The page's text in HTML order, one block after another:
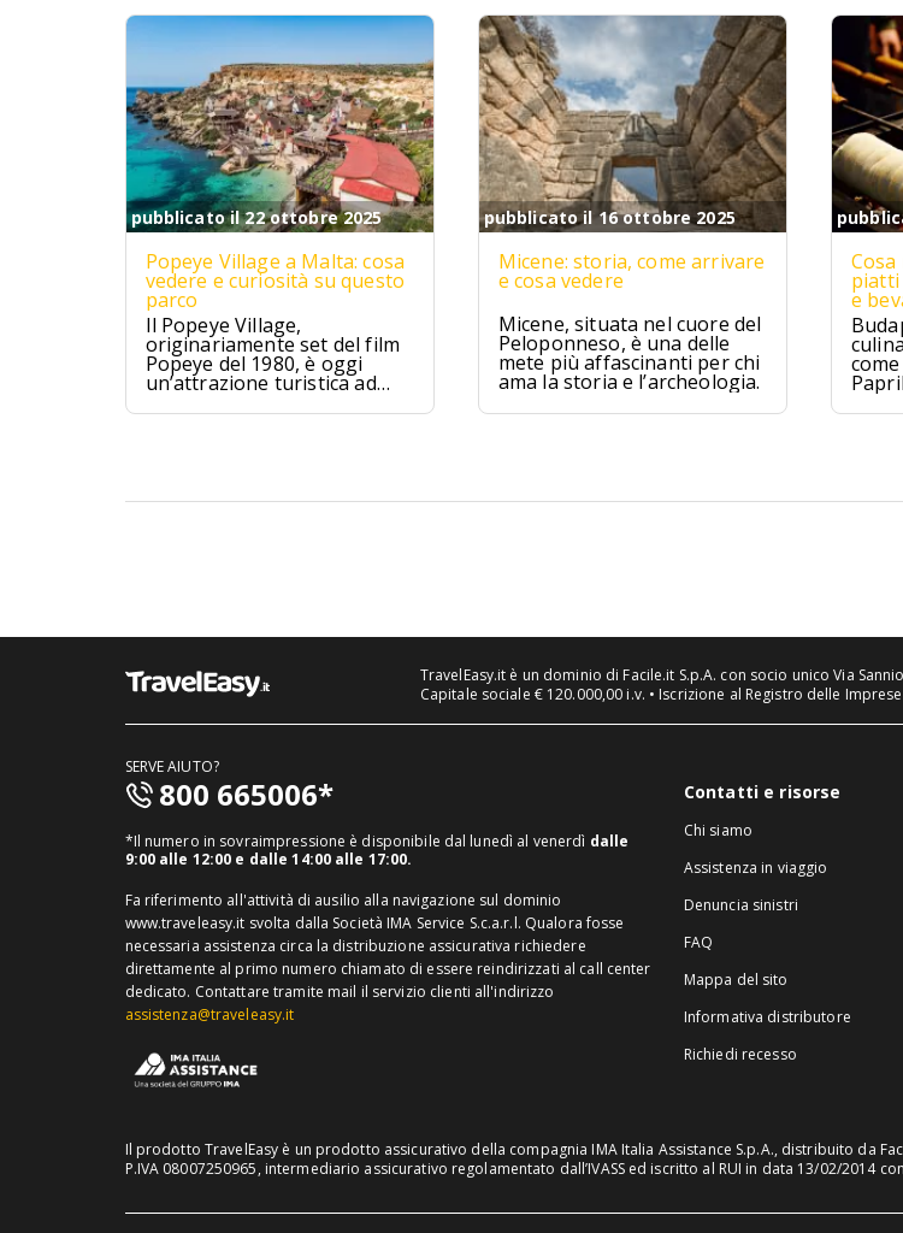
pubblicato il 22 ottobre 2025
Popeye Village a Malta: cosa
vedere e curiosità su questo
parco
Il Popeye Village,
originariamente set del film
Popeye del 1980, è oggi
un’attrazione turistica ad
pubblicato il 16 ottobre 2025
Micene: storia, come arrivare
e cosa vedere
Micene, situata nel cuore del
Peloponneso, è una delle
mete più affascinanti per chi
ama la storia e l’archeologia.
piatti
e
TravelEasy.it è un dominio di Facile.it S.p.A. con socio unico Via
Capitale sociale € 120.000,00 i.v. • Iscrizione al Registro delle
SERVE AIUTO?
800 665006*
*Il numero in sovraimpressione è disponibile dal lunedì al venerdì dalle
9:00 alle 12:00 e dalle 14:00 alle 17:00.
Fa riferimento all'attività di ausilio alla navigazione sul dominio
www.traveleasy.it svolta dalla Società IMA Service S.c.a.r.l. Qualora fosse
necessaria assistenza circa la distribuzione assicurativa richiedere
direttamente al primo numero chiamato di essere reindirizzati al call center
dedicato. Contattare tramite mail il servizio clienti all'indirizzo
assistenza@traveleasy.it
Contatti e risorse
Chi siamo
Assistenza in viaggio
Denuncia sinistri
FAQ
Mappa del sito
Informativa distributore
Richiedi recesso
Il prodotto TravelEasy è un prodotto assicurativo della compagnia IMA Italia Assistance S.p.A., distribuito da
P.IVA 08007250965, intermediario assicurativo regolamentato dall’IVASS ed iscritto al RUI in data 13/02/2014